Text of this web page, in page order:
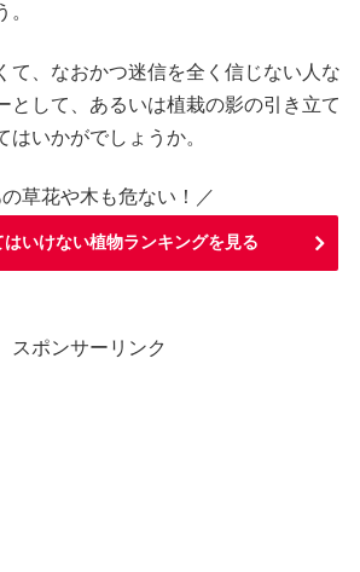
て、なおかつ迷信を全く信じない人な
として、あるいは植栽の影の引き立て
はいかがでしょうか。
の草花や木も危ない！／
はいけない植物ランキングを見る
スポンサーリンク